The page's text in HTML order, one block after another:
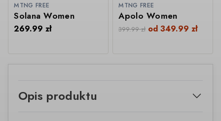
MTNG FREE
Solana Women
269.99zł
MTNG FREE
Apolo Women
399.99zł od349.99zł
Opis produktu